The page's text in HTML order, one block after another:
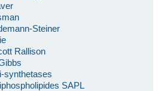
Steiner
Rallison
synthetases
SAPL